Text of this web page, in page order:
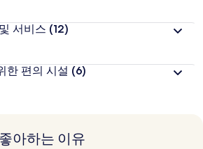
서비스 (12)
한 편의 시설 (6)
아하는 이유